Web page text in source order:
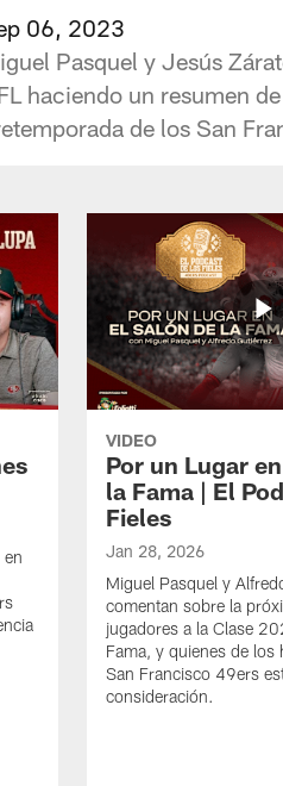
06, 2023
Pasquel y Jesús
haciendo un resumen
de los San
en
VIDEO
Por un Lugar
la Fama | El
Fieles
Jan 28, 2026
Miguel Pasquel y
comentan sobre la
jugadores a la Clase
Fama, y quienes de los
San Francisco 49ers
consideración.